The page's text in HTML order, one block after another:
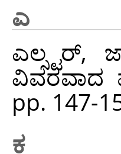
ಎ
ಎಲ್ಸ್ಟರ್,
ವಿವರವಾದ
pp. 147-
ಕ